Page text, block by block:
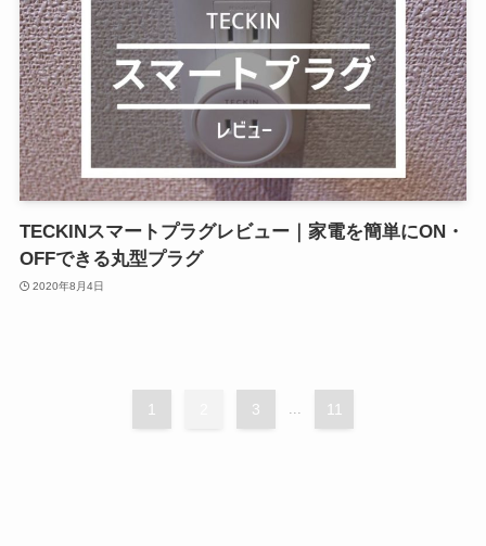
TECKINスマートプラグレビュー｜家電を簡単にON・
OFFできる丸型プラグ
2020年8月4日
1 3 11